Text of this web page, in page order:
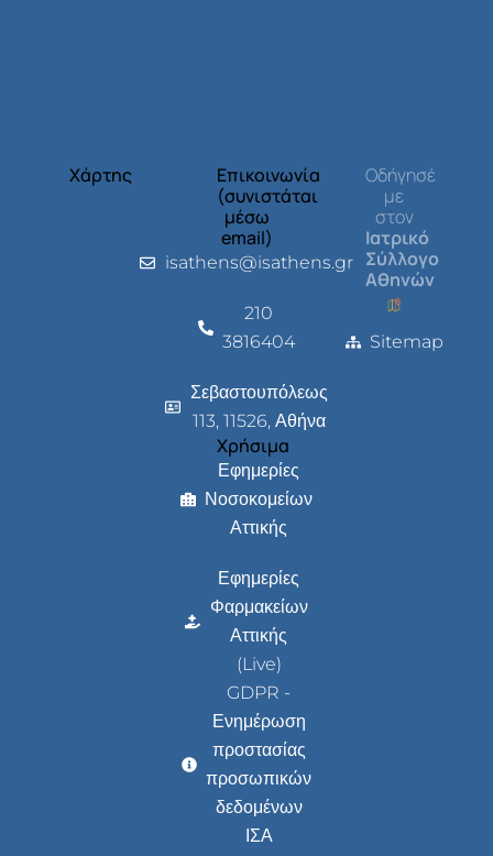
Χάρτης
Επικοινωνία
(συνιστάται
μέσω
email)
isathens@isathens.gr
210
3816404
Σεβαστουπόλεως
113, 11526, Αθήνα
Χρήσιμα
Εφημερίες
Νοσοκομείων
Αττικής
Εφημερίες
Φαρμακείων
Αττικής
(Live)
GDPR -
Ενημέρωση
προστασίας
προσωπικών
δεδομένων
ΙΣΑ
Οδήγησέ
με
στον
Ιατρικό
Σύλλογο
Αθηνών
Sitemap